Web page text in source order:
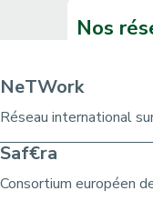
Nos
NeTWork
Réseau international
Saf€ra
Consortium européen